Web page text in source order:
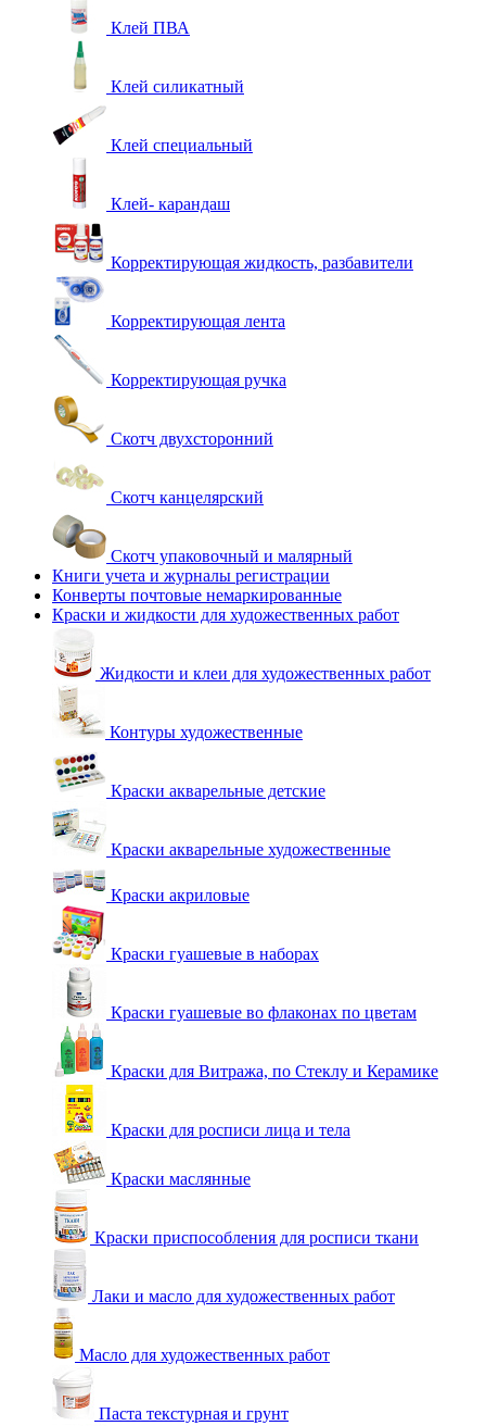
Клей ПВА
Клей силикатный
Клей специальный
Клей- карандаш
Корректирующая жидкость, разбавители
Корректирующая лента
Корректирующая ручка
Скотч двухсторонний
Скотч канцелярский
Скотч упаковочный и малярный
Книги учета и журналы регистрации
Конверты почтовые немаркированные
Краски и жидкости для художественных работ
Жидкости и клеи для художественных работ
Контуры художественные
Краски акварельные детские
Краски акварельные художественные
Краски акриловые
Краски гуашевые в наборах
Краски гуашевые во флаконах по цветам
Краски для Витража, по Стеклу и Керамике
Краски для росписи лица и тела
Краски маслянные
Краски приспособления для росписи ткани
Лаки и масло для художественных работ
Масло для художественных работ
Паста текстурная и грунт